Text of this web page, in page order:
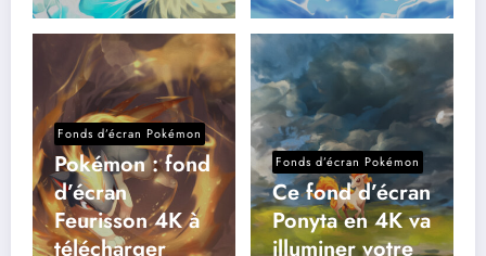
Fonds d’écran Pokémon
Pokémon : fond
d’écran
Feurisson 4K à
télécharger
Fonds d’écran Pokémon
Ce fond d’écran
Ponyta en 4K va
illuminer votre